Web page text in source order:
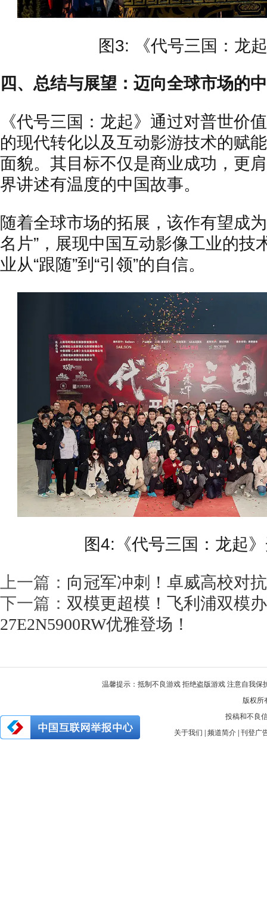
图3: 《代号三国：龙
四、总结与展望：迈向全球市场的
《代号三国：龙起》通过对普世价
的现代转化以及互动影游技术的赋
面貌。其目标不仅是商业成功，更
界讲述有温度的中国故事。
随着全球市场的拓展，该作有望成
名片”，展现中国互动影像工业的技
业从“跟随”到“引领”的自信。
图4:《代号三国：龙起
上一篇： 向冠军冲刺！卓威高校对
下一篇： 双模更超模！飞利浦双模
27E2N5900RW优雅登场！
温馨提示：抵制不良游戏 拒绝盗版游戏 注意自我
版权所
投稿和不良
关于我们
频道简介 刊登广